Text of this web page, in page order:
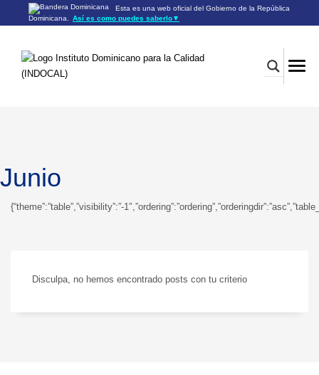
Esta es una web oficial del Gobierno de la República
Dominicana.
Así es como puedes saberlo▼
Los sitios web oficiales utilizan .gob.do o .gov.do
Los sitios web oficiales .gob.do o .gov.do seguros utilizan
HTTPS
Junio
{“theme”:”table”,”visibility”:”-
Disculpa, no hemos encontrado posts con tu criterio